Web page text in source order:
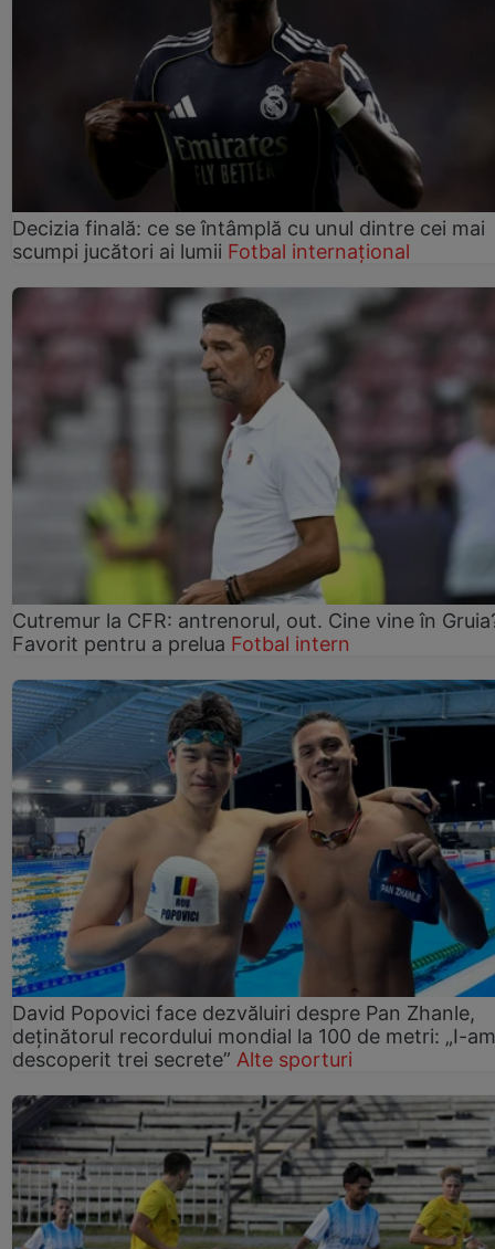
Decizia finală: ce se întâmplă cu unul dintre cei mai
scumpi jucători ai lumii Fotbal internațional
Cutremur la CFR: antrenorul, out. Cine vine în
Favorit pentru a prelua Fotbal intern
David Popovici face dezvăluiri despre Pan Zhanle,
deținătorul recordului mondial la 100 de metri: „I-am
descoperit trei secrete” Alte sporturi